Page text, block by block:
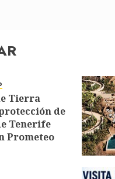
Tierra
de
Tenerife
Prometeo